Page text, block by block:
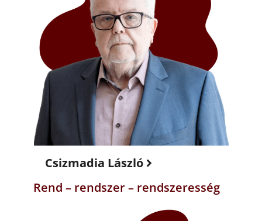
Csizmadia László
Rend – rendszer – rendszeresség